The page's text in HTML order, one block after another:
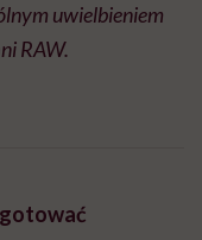
uwielbieniem
RAW.
gotować